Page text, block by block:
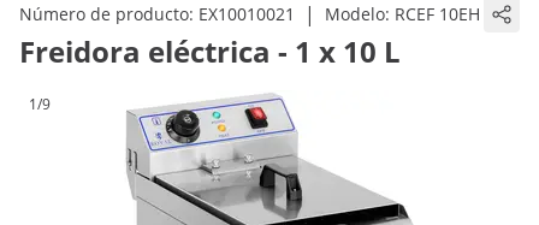
Número de producto: EX10010021 | Modelo: RCEF 10EH
Freidora eléctrica - 1 x 10 L
1/9